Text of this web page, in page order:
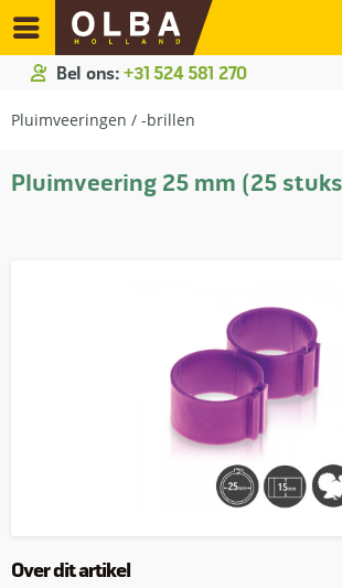
Bel ons: +31 524 581 270
Pluimveeringen / -brillen
Pluimveering 25 mm (25
Over dit artikel